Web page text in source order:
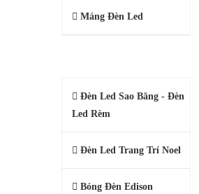
Máng Đèn Led
Đèn Led Sao Băng - Đèn
Led Rèm
Đèn Led Trang Trí Noel
Bóng Đèn Edison